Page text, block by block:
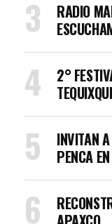
RADIO
2°
INVITAN
PENCA